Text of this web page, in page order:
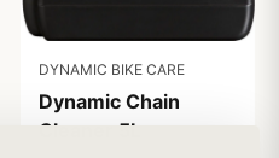
DYNAMIC BIKE CARE
Dynamic Chain
Cleaner 5L